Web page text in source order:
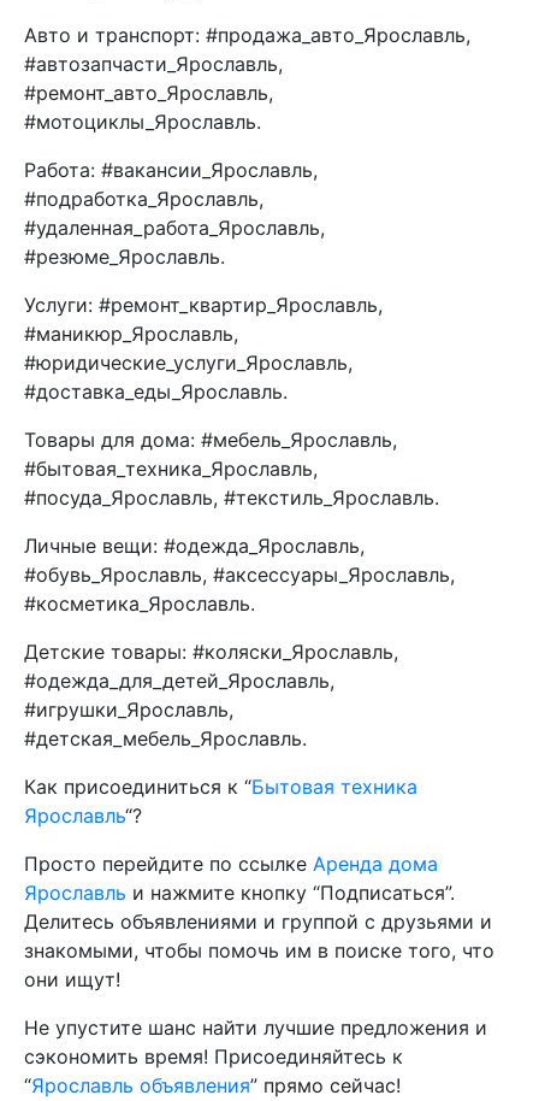
Авто и транспорт: #продажа_авто_Ярославль,
#автозапчасти_Ярославль,
#ремонт_авто_Ярославль,
#мотоциклы_Ярославль.
Работа: #вакансии_Ярославль,
#подработка_Ярославль,
#удаленная_работа_Ярославль,
#резюме_Ярославль.
Услуги: #ремонт_квартир_Ярославль,
#маникюр_Ярославль,
#юридические_услуги_Ярославль,
#доставка_еды_Ярославль.
Товары для дома: #мебель_Ярославль,
#бытовая_техника_Ярославль,
#посуда_Ярославль, #текстиль_Ярославль.
Личные вещи: #одежда_Ярославль,
#обувь_Ярославль, #аксессуары_Ярославль,
#косметика_Ярославль.
Детские товары: #коляски_Ярославль,
#одежда_для_детей_Ярославль,
#игрушки_Ярославль,
#детская_мебель_Ярославль.
Как присоединиться к “Бытовая техника
Ярославль“?
Просто перейдите по ссылке Аренда дома
Ярославль и нажмите кнопку “Подписаться”.
Делитесь объявлениями и группой с друзьями и
знакомыми, чтобы помочь им в поиске того, что
они ищут!
Не упустите шанс найти лучшие предложения и
сэкономить время! Присоединяйтесь к
“Ярославль объявления” прямо сейчас!